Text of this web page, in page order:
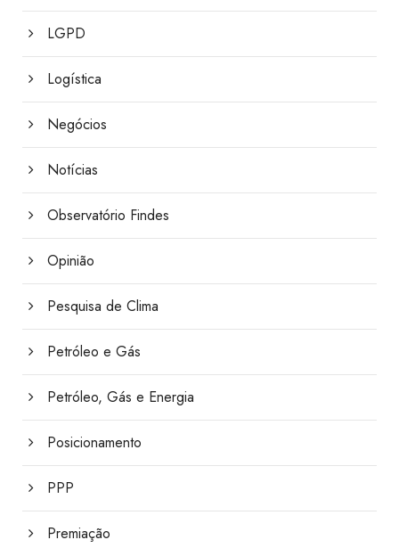
LGPD
Logística
Negócios
Notícias
Observatório Findes
Opinião
Pesquisa de Clima
Petróleo e Gás
Petróleo, Gás e Energia
Posicionamento
PPP
Premiação